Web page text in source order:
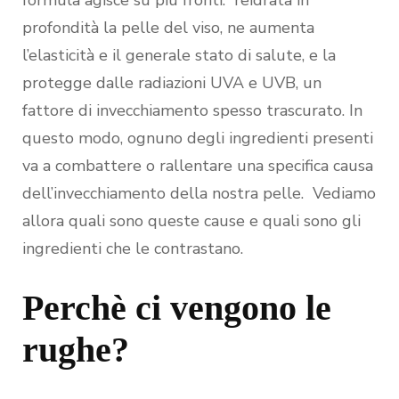
profondità la pelle del viso, ne aumenta
l’elasticità e il generale stato di salute, e la
protegge dalle radiazioni UVA e UVB, un
fattore di invecchiamento spesso trascurato. In
questo modo, ognuno degli ingredienti presenti
va a combattere o rallentare una specifica causa
dell’invecchiamento della nostra pelle. Vediamo
allora quali sono queste cause e quali sono gli
ingredienti che le contrastano.
Perchè ci vengono le
rughe?